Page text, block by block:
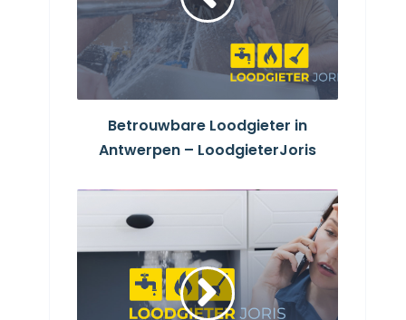
Betrouwbare Loodgieter in
Antwerpen – LoodgieterJoris